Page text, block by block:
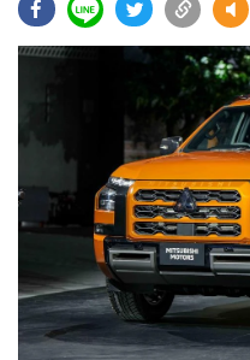
• Good health & Well-being
• Green Innovation & SD
Management & HR
Infographic
•
การเมือง
ท่องเที่ยว
กีฬา
• ต่างประเทศ
• Special Scoop